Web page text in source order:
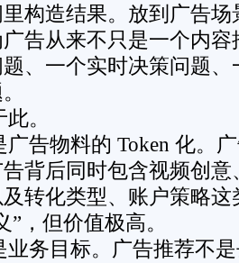
构造结果。放到广告
告从来不只是一个内
、一个实时决策问题
。
广告物料的 Token 化。
背后同时包含视频创
转化类型、账户策略
，但价值极高。
业务目标。广告推荐不